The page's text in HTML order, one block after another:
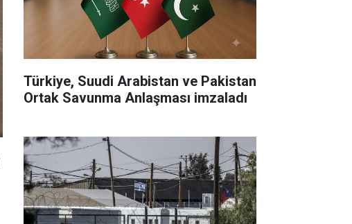
Türkiye, Suudi Arabistan ve Pakistan
Ortak Savunma Anlaşması imzaladı